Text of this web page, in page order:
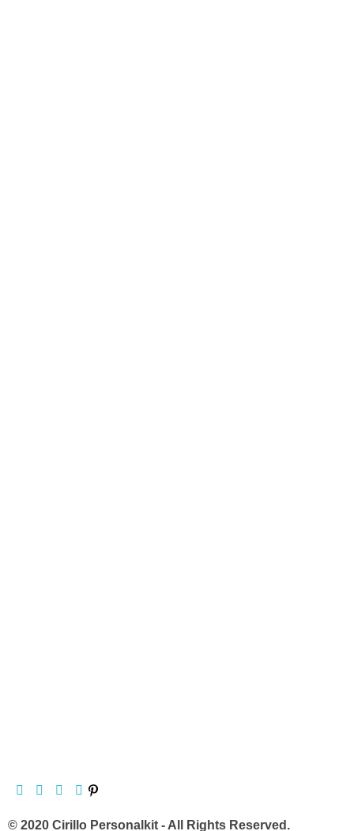
© 2020 Cirillo Personalkit - All Rights Reserved.